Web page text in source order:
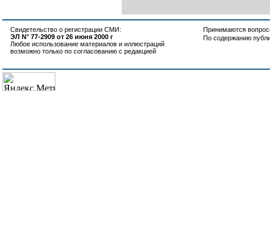
Свидетельство о регистрации СМИ:
ЭЛ N° 77-2909 от 26 июня 2000 г
Любое использование материалов и иллюстраций
возможно только по согласованию с редакцией
Принимаются
По содержанию